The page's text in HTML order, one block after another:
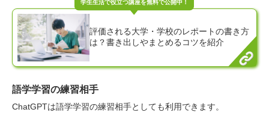
評価される大学・学校のレポートの書き方
は？書き出しやまとめるコツを紹介
語学学習の練習相手
ChatGPTは語学学習の練習相手としても利用できます。